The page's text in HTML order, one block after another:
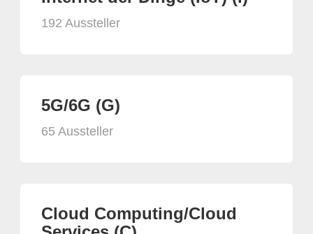
192 Aussteller
5G/6G (G)
65 Aussteller
Cloud Computing/Cloud